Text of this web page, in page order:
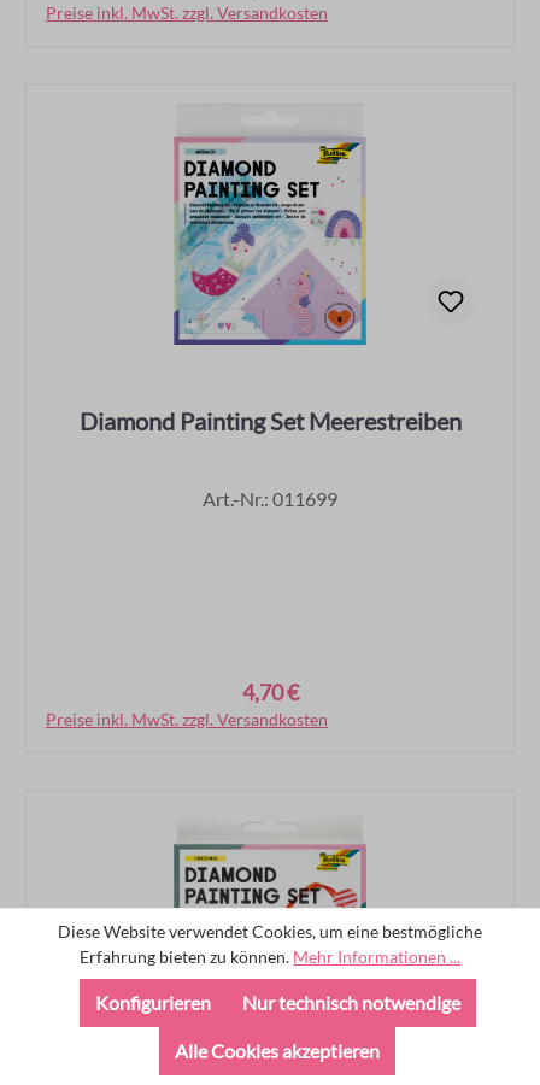
Preise inkl. MwSt. zzgl. Versandkosten
In den Warenkorb
Diamond Painting Set Meerestreiben
Art.-Nr.: 011699
4,70 €
Preise inkl. MwSt. zzgl. Versandkosten
In den Warenkorb
Diese Website verwendet Cookies, um eine bestmögliche
Erfahrung bieten zu können. Mehr Informationen ...
Nur technisch notwendige
Konfigurieren
Alle Cookies akzeptieren